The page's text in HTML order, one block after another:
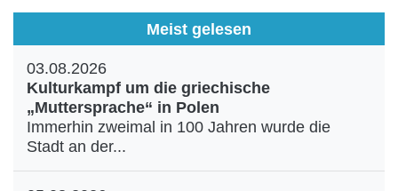
Meist gelesen
03.08.2026
Kulturkampf um die griechische
„Muttersprache“ in Polen
Immerhin zweimal in 100 Jahren wurde die
Stadt an der...